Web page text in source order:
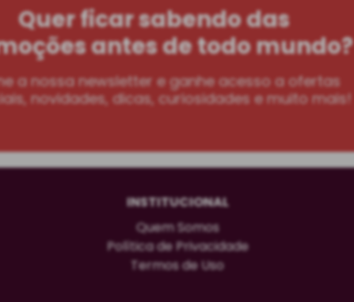
Quer ficar sabendo das
antes de todo mundo?
a nossa newsletter e ganhe acesso a ofertas
novidades, dicas, curiosidades e muito mais!
INSTITUCIONAL
Quem Somos
Política de Privacidade
Termos de Uso